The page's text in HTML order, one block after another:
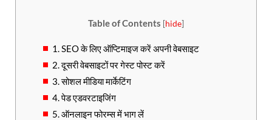
Table of Contents [hide]
1. SEO के लिए ऑप्टिमाइज करें अपनी वेबसाइट
2. दूसरी वेबसाइटों पर गेस्ट पोस्ट करें
3. सोशल मीडिया मार्केटिंग
4. पेड एडवरटाइजिंग
5. ऑनलाइन फोरम्स में भाग लें